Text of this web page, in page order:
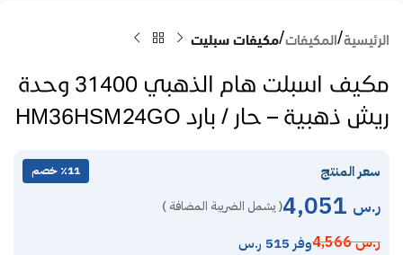
الرئيسية المكيفات مكيفات سبليت
مكيف اسبلت هام الذهبي 31400 وحدة
ريش ذهبية – حار / بارد HM36HSM24GO
سعر المنتج ٪11 خصم
ر.س ( يشمل الضريبة المضافة )
ر.س4,566 وفر 515 ر.س